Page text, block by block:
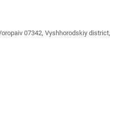
07342, Vyshhorodskiy district,